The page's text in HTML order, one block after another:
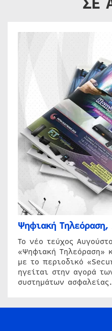
Ψηφιακή Τηλεόραση,
Το νέο τεύχος
«Ψηφιακή Τηλεόραση»
με το περιοδικό
ηγείται στην αγορά
συστημάτων